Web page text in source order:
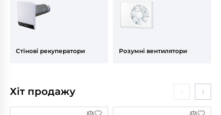
Стінові рекуператори Розумні вентилятори
Хіт продажу